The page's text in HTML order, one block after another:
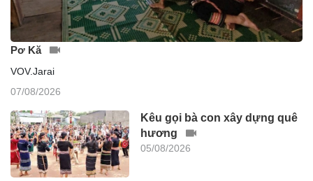
Pơ Kă
VOV.Jarai
07/08/2026
Kêu gọi bà con xây dựng quê
hương
05/08/2026